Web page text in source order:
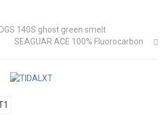
140S ghost green smelt
SEAGUAR ACE 100% Fluorocarbon